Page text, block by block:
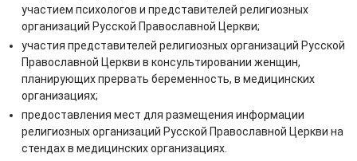
участием психологов и представителей религиозных
организаций Русской Православной Церкви;
участия представителей религиозных организаций Русской
Православной Церкви в консультировании женщин,
планирующих прервать беременность, в медицинских
организациях;
предоставления мест для размещения информации
религиозных организаций Русской Православной Церкви на
стендах в медицинских организациях.